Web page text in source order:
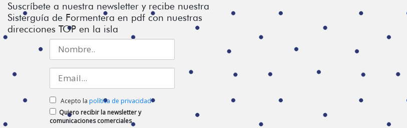
Suscríbete a nuestra newsletter y recibe nuestra
Sisterguía de Formentera en pdf con nuestras
direcciones TOP en la isla
Acepto la política de privacidad
Quiero recibir la newsletter y
comunicaciones comerciales